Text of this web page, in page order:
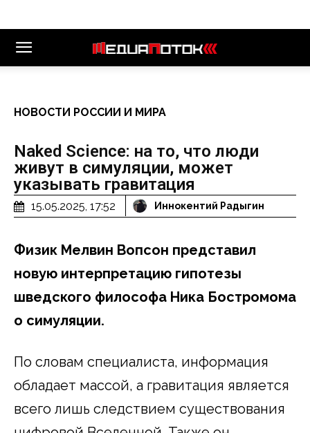
НОВОСТИ РОССИИ И МИРА
Naked Science: на то, что люди
живут в симуляции, может
указывать гравитация
15.05.2025, 17:52 Иннокентий Радыгин
Физик Мелвин Вопсон представил
новую интерпретацию гипотезы
шведского философа Ника Бостромома
о симуляции.
По словам специалиста, информация
обладает массой, а гравитация является
всего лишь следствием существования